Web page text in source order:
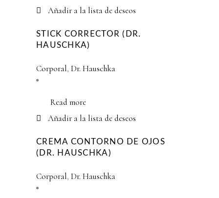
Añadir a la lista de deseos
STICK CORRECTOR (DR.
HAUSCHKA)
Corporal, Dr. Hauschka
Read more
Añadir a la lista de deseos
CREMA CONTORNO DE OJOS
(DR. HAUSCHKA)
Corporal, Dr. Hauschka